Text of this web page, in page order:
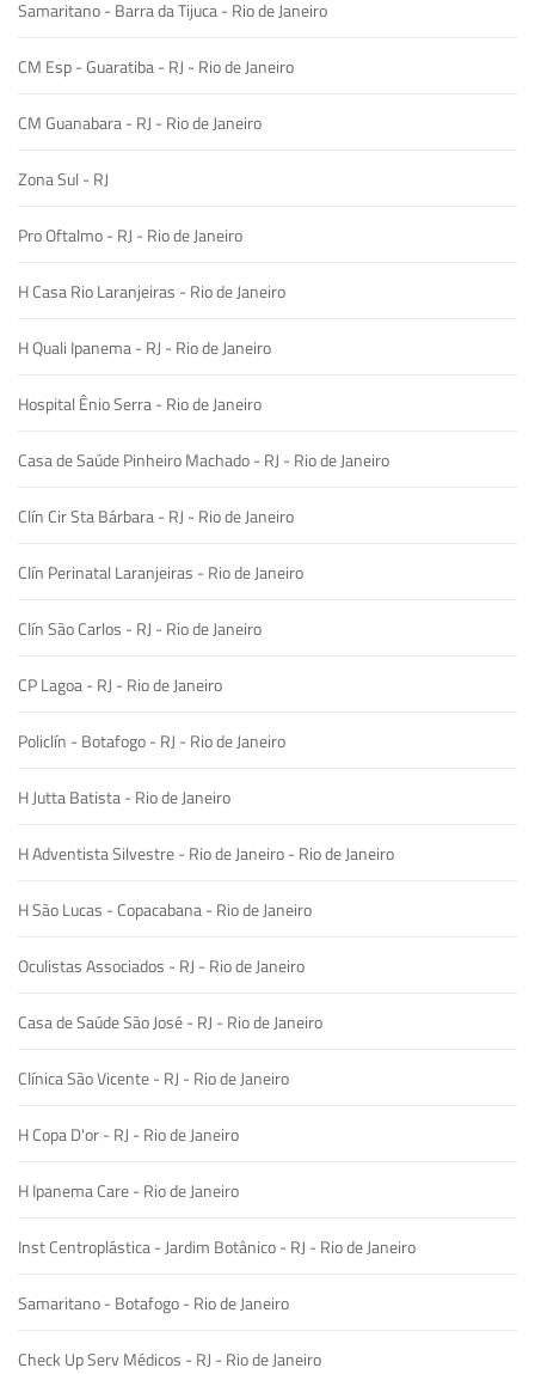
Samaritano - Barra da Tijuca - Rio de Janeiro
CM Esp - Guaratiba - RJ - Rio de Janeiro
CM Guanabara - RJ - Rio de Janeiro
Zona Sul - RJ
Pro Oftalmo - RJ - Rio de Janeiro
H Casa Rio Laranjeiras - Rio de Janeiro
H Quali Ipanema - RJ - Rio de Janeiro
Hospital Ênio Serra - Rio de Janeiro
Casa de Saúde Pinheiro Machado - RJ - Rio de Janeiro
Clín Cir Sta Bárbara - RJ - Rio de Janeiro
Clín Perinatal Laranjeiras - Rio de Janeiro
Clín São Carlos - RJ - Rio de Janeiro
CP Lagoa - RJ - Rio de Janeiro
Policlín - Botafogo - RJ - Rio de Janeiro
H Jutta Batista - Rio de Janeiro
H Adventista Silvestre - Rio de Janeiro - Rio de Janeiro
H São Lucas - Copacabana - Rio de Janeiro
Oculistas Associados - RJ - Rio de Janeiro
Casa de Saúde São José - RJ - Rio de Janeiro
Clínica São Vicente - RJ - Rio de Janeiro
H Copa D'or - RJ - Rio de Janeiro
H Ipanema Care - Rio de Janeiro
Inst Centroplástica - Jardim Botânico - RJ - Rio de Janeiro
Samaritano - Botafogo - Rio de Janeiro
Check Up Serv Médicos - RJ - Rio de Janeiro